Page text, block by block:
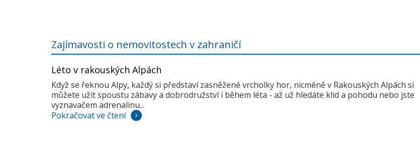
Zajímavosti o nemovitostech v zahraničí
Léto v rakouských Alpách
Když se řeknou Alpy, každý si představí zasněžené vrcholky hor, nicméně v Rakouských Alpách si
můžete užít spoustu zábavy a dobrodružství i během léta - až už hledáte klid a pohodu nebo jste
vyznavačem adrenalinu...
Pokračovat ve čtení